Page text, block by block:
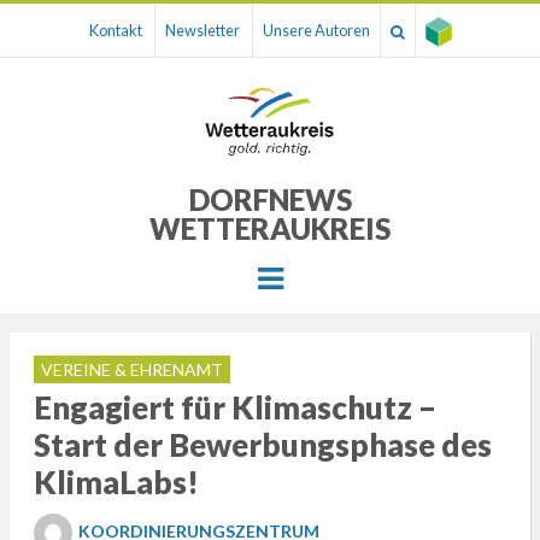
Kontakt Newsletter Unsere Autoren
DORFNEWS
WETTERAUKREIS
Menu
VEREINE & EHRENAMT
Engagiert für Klimaschutz –
Start der Bewerbungsphase des
KlimaLabs!
KOORDINIERUNGSZENTRUM